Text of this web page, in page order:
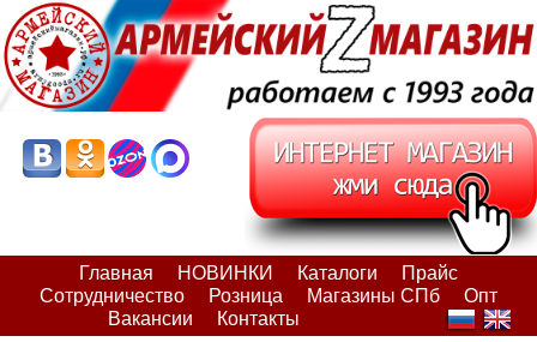
Главная НОВИНКИ Каталоги
Прайс
Сотрудничество
Розница Магазины СПб
Опт
Вакансии
Контакты